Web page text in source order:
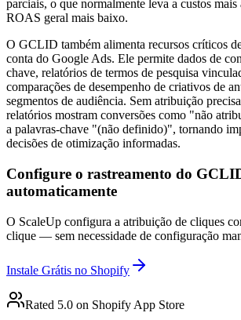
parciais, o que normalmente leva a custos
ROAS geral mais baixo.
O GCLID também alimenta recursos críticos
conta do Google Ads. Ele permite dados de
chave, relatórios de termos de pesquisa
comparações de desempenho de criativos de
segmentos de audiência. Sem atribuição
relatórios mostram conversões como "não
a palavras-chave "(não definido)", tornando
decisões de otimização informadas.
Configure o rastreamento do
automaticamente
O ScaleUp configura a atribuição de cliques
clique — sem necessidade de configuração
Instale Grátis no Shopify
Rated 5.0 on Shopify App Store